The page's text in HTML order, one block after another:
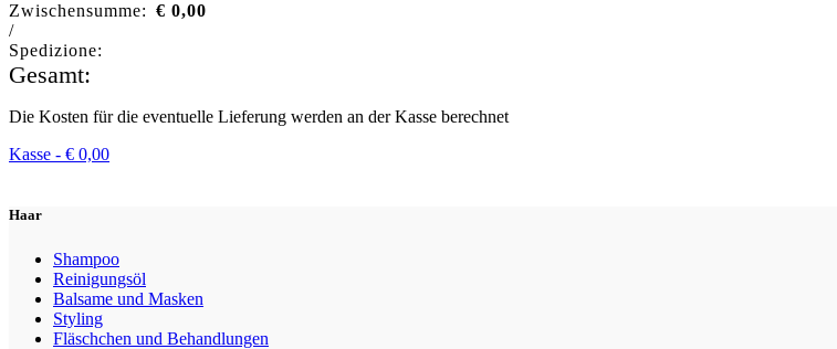
Zwischensumme: € 0,00
/
Spedizione:
Gesamt:
Die Kosten für die eventuelle Lieferung werden an der Kasse berechnet
Kasse - € 0,00
Haar
Shampoo
Reinigungsöl
Balsame und Masken
Styling
Fläschchen und Behandlungen